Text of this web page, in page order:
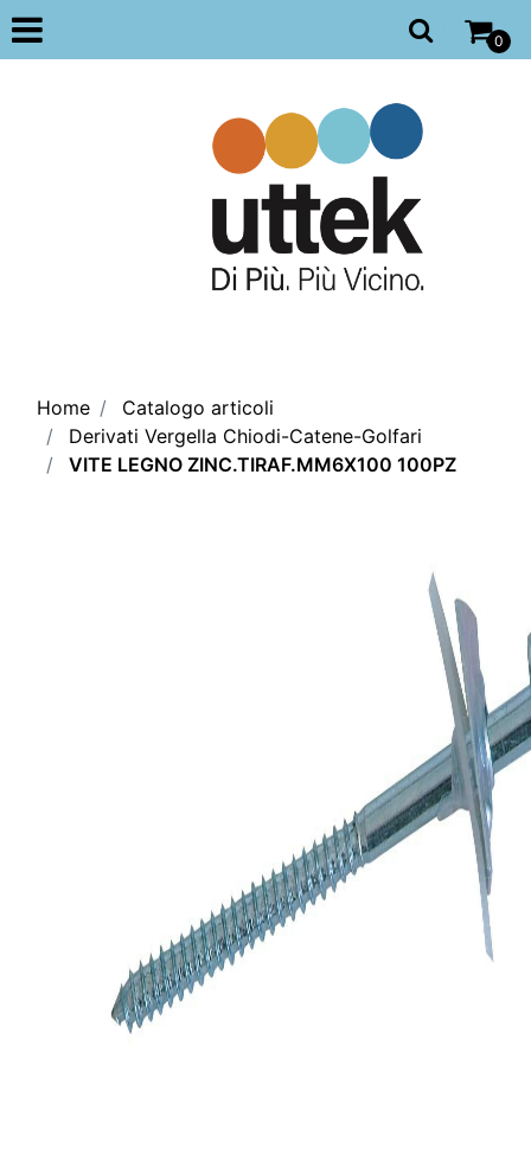
Open
0
Home
Catalogo articoli
Derivati Vergella Chiodi-Catene-Golfari
VITE LEGNO ZINC.TIRAF.MM6X100 100PZ